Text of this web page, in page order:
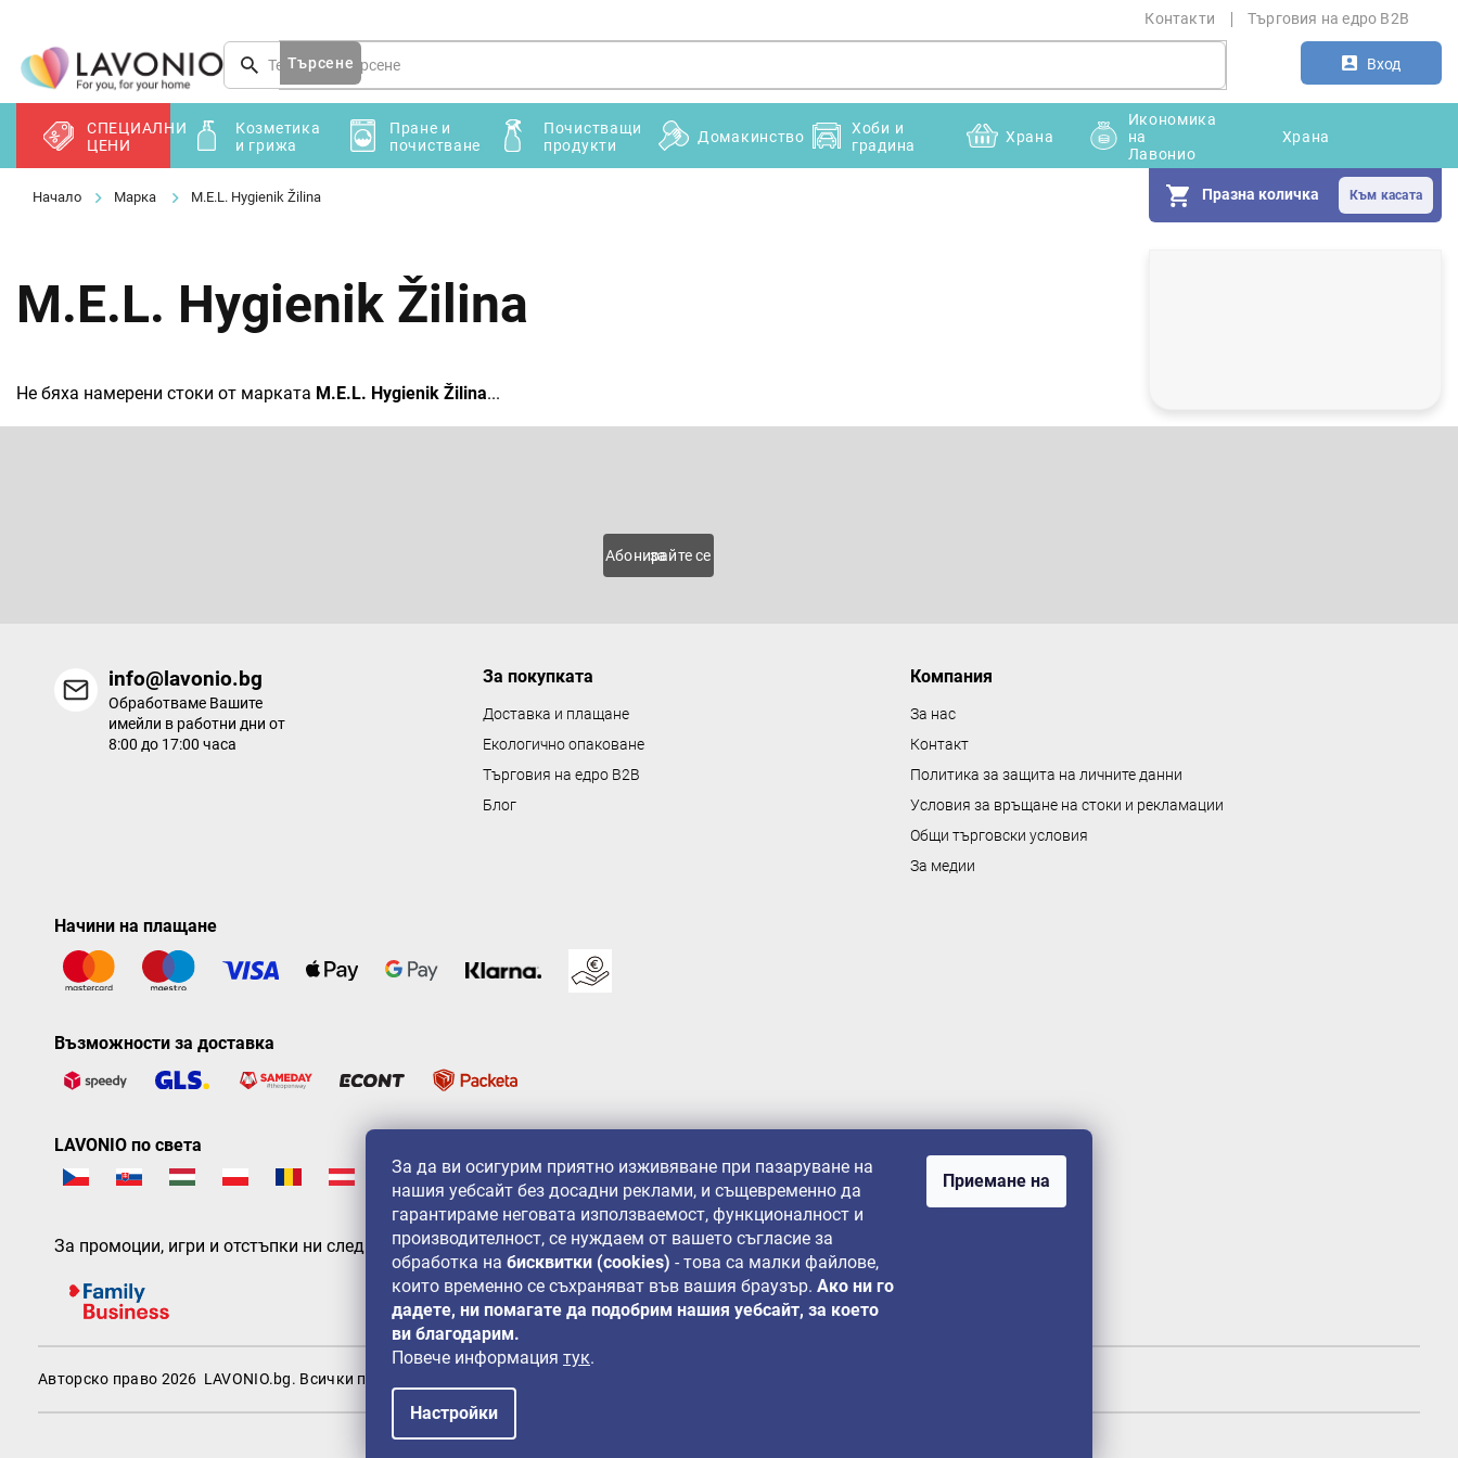
За да ви осигурим приятно изживяване при пазаруване на
нашия уебсайт без досадни реклами, и същевременно да
гарантираме неговата използваемост, функционалност и
производителност, се нуждаем от вашето съгласие за
обработка на бисквитки (cookies) - това са малки файлове,
които временно се съхраняват във вашия браузър. Ако ни го
дадете, ни помагате да подобрим нашия уебсайт, за което
ви благодарим.
Повече информация тук.
Настройки
Приемане на
съдържанието
Контакти Търговия на едро B2B
Вход
Търсене
Празна количка
СПЕЦИАЛНИ
ЦЕНИ
Козметика
и грижа
Пране и
почистване
Почистващи
продукти
Домакинство
Хоби и
градина
Храна
Икономика
на
Лавонио
Храна
Марка M.E.L. Hygienik Žilina
и
M.E.L. Hygienik Žilina
Не бяха намерени стоки от марката M.E.L. Hygienik Žilina...
Абонирайте се за
info@lavonio.bg
Обработваме Вашите
имейли в работни дни от
8:00 до 17:00 часа
За покупката
Доставка и плащане
Екологично опаковане
Търговия на едро B2B
Блог
Компания
За нас
Контакт
Политика за защита на личните данни
Условия за връщане на стоки и рекламации
Общи търговски условия
За медии
Начини на плащане
Възможности за доставка
LAVONIO по света
За промоции, игри и отстъпки ни следвайте на:
Авторско право 2026 LAVONIO.bg. Всички права запазени.